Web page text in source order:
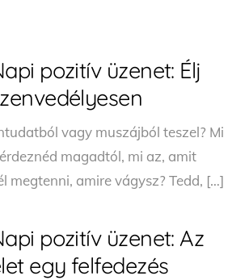
pozitív üzenet: Élj
vagy muszájból teszel? Mi
magadtól, mi az, amit
megtenni, amire vágysz? Tedd, […]
pozitív üzenet: Az
egy felfedezés